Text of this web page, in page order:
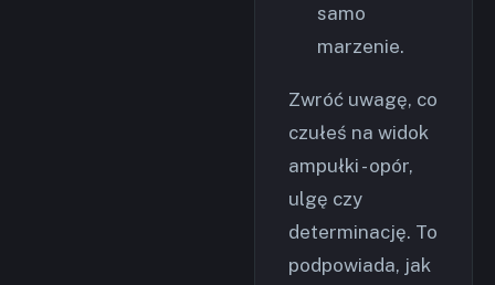
samo
marzenie.
Zwróć uwagę, co
czułeś na widok
ampułki - opór,
ulgę czy
determinację. To
podpowiada, jak